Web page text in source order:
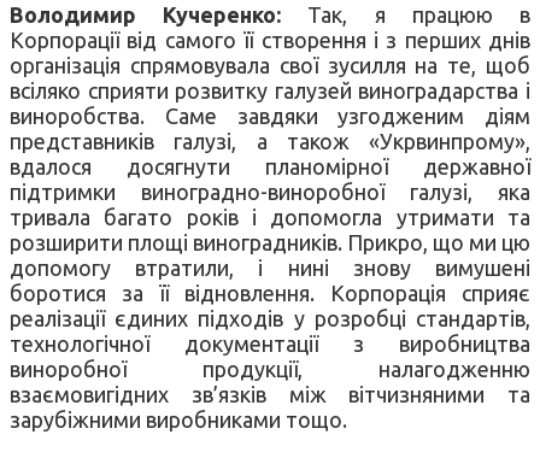
Володимир Кучеренко: Так, я працюю в
Корпорації від самого її створення і з перших днів
організація спрямовувала свої зусилля на те, щоб
всіляко сприяти розвитку галузей виноградарства і
виноробства. Саме завдяки узгодженим діям
представників галузі, а також «Укрвинпрому»,
вдалося досягнути планомірної державної
підтримки виноградно-виноробної галузі, яка
тривала багато років і допомогла утримати та
розширити площі виноградників. Прикро, що ми цю
допомогу втратили, і нині знову вимушені
боротися за її відновлення. Корпорація сприяє
реалізації єдиних підходів у розробці стандартів,
технологічної документації з виробництва
виноробної продукції, налагодженню
взаємовигідних зв’язків між вітчизняними та
зарубіжними виробниками тощо.